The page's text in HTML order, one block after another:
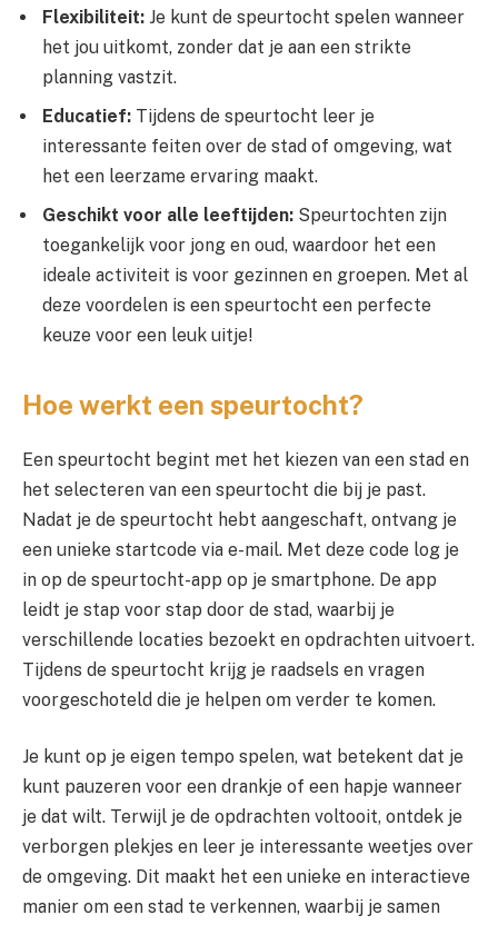
Flexibiliteit: Je kunt de speurtocht spelen wanneer
het jou uitkomt, zonder dat je aan een strikte
planning vastzit.
Educatief: Tijdens de speurtocht leer je
interessante feiten over de stad of omgeving, wat
het een leerzame ervaring maakt.
Geschikt voor alle leeftijden: Speurtochten zijn
toegankelijk voor jong en oud, waardoor het een
ideale activiteit is voor gezinnen en groepen. Met al
deze voordelen is een speurtocht een perfecte
keuze voor een leuk uitje!
Hoe werkt een speurtocht?
Een speurtocht begint met het kiezen van een stad en
het selecteren van een speurtocht die bij je past.
Nadat je de speurtocht hebt aangeschaft, ontvang je
een unieke startcode via e-mail. Met deze code log je
in op de speurtocht-app op je smartphone. De app
leidt je stap voor stap door de stad, waarbij je
verschillende locaties bezoekt en opdrachten uitvoert.
Tijdens de speurtocht krijg je raadsels en vragen
voorgeschoteld die je helpen om verder te komen.
Je kunt op je eigen tempo spelen, wat betekent dat je
kunt pauzeren voor een drankje of een hapje wanneer
je dat wilt. Terwijl je de opdrachten voltooit, ontdek je
verborgen plekjes en leer je interessante weetjes over
de omgeving. Dit maakt het een unieke en interactieve
manier om een stad te verkennen, waarbij je samen